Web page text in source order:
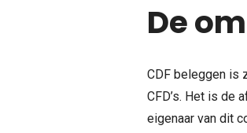
De
CDF beleggen is
CFD’s. Het is de
eigenaar van dit